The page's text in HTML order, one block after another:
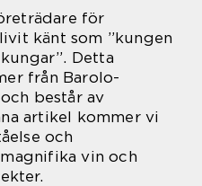
för
känt som ”kungen
Detta
från Barolo-
består av
artikel kommer vi
och
vin och